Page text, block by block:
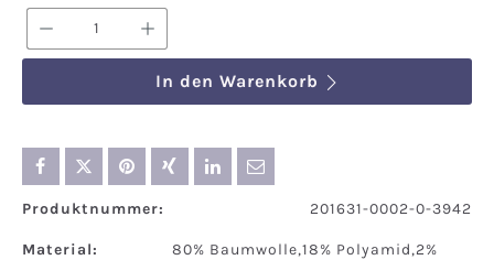
Produkt Anzahl: Gib den
In den Warenkorb
Produktnummer: 201631-0002-0-3942
Material:
80% Baumwolle,18% Polyamid,2%